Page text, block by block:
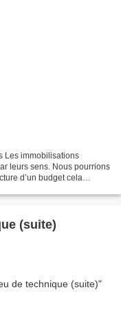
Les immobilisations
leurs sens. Nous pourrions
d’un budget cela
(suite)